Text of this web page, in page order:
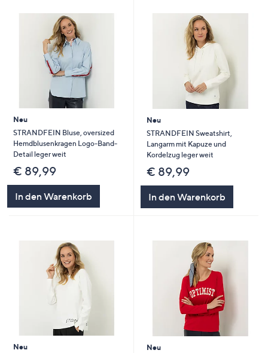
Neu
STRANDFEIN Bluse, oversized
Hemdblusenkragen Logo-Band-
Detail leger weit
€ 89,99
In den Warenkorb
Neu
STRANDFEIN Sweatshirt,
Langarm mit Kapuze und
Kordelzug leger weit
€ 89,99
In den Warenkorb
Neu
Neu